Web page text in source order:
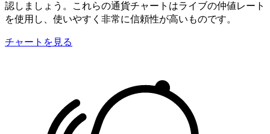
認しましょう。これらの通貨チャートはライブの仲値レート
を使用し、使いやすく非常に信頼性が高いものです。
チャートを見る